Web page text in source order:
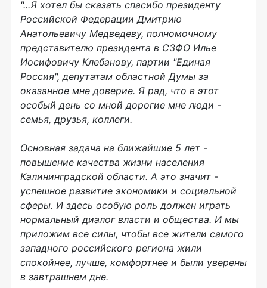
"...Я хотел бы сказать спасибо президенту
Российской Федерации Дмитрию
Анатольевичу Медведеву, полномочному
представителю президента в СЗФО Илье
Иосифовичу Клебанову, партии "Единая
Россия", депутатам областной Думы за
оказанное мне доверие. Я рад, что в этот
особый день со мной дорогие мне люди -
семья, друзья, коллеги.
Основная задача на ближайшие 5 лет -
повышение качества жизни населения
Калининградской области. А это значит -
успешное развитие экономики и социальной
сферы. И здесь особую роль должен играть
нормальный диалог власти и общества. И мы
приложим все силы, чтобы все жители самого
западного российского региона жили
спокойнее, лучше, комфортнее и были уверены
в завтрашнем дне.